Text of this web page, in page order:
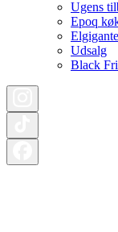
Ugens
Epoq
Udsalg
Black